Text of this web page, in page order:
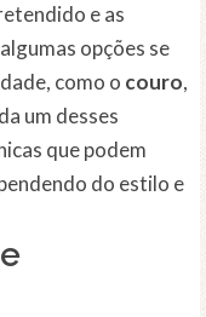
e as
opções se
como o couro,
um desses
que podem
do estilo e